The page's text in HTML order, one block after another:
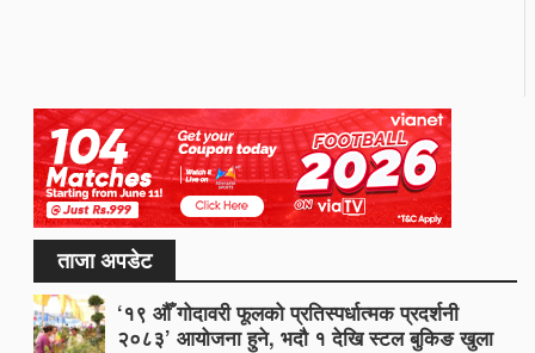
ताजा अपडेट
‘१९ औँ गोदावरी फूलको प्रतिस्पर्धात्मक प्रदर्शनी
२०८३’ आयोजना हुने, भदौ १ देखि स्टल बुकिङ खुला